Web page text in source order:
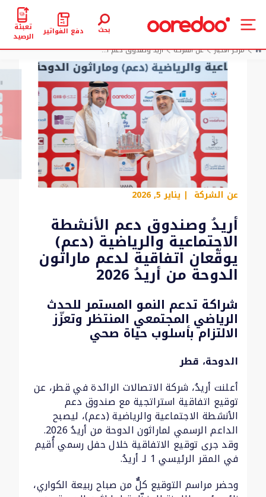
بحث دفع الفواتير تعبئة
الرصيد
مركز الأخبار
عن الشركة أريدُ وصندوق دعم ا...
عن الشركة | يناير 5, 2026
أريدُ وصندوق دعم الأنشطة
الاجتماعية والرياضية (دعم)
يوقّعان اتفاقية لدعم ماراثون
الدوحة من أريدُ 2026
شراكة تدعم النمو المستمر للحدث
الرياضي المجتمعي المنتظر وتعزّز
الالتزام بأسلوب حياة صحي
الدوحة، قطر
أعلنت أريدُ، شركة الاتصالات الرائدة في قطر، عن
توقيع اتفاقية استراتجية مع صندوق دعم
الأنشطة الاجتماعية والرياضية (دعم)، ليصبح
الداعم الرسمي لماراثون الدوحة من أريدُ 2026.
وقد جرى توقيع الاتفاقية خلال حفل رسمي أُقيم
في المقر الرئيسي 1 لـ أريدُ.
وحضر مراسم التوقيع كلٌّ من صباح ربيعة الكواري،